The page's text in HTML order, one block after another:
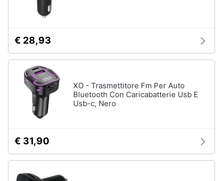
Festività
ricorrenze
Promozioni
Servizi
Assistenza
Esci
€ 28,93
XO - Trasmettitore Fm Per Auto
Bluetooth Con Caricabatterie Usb E
Usb-c, Nero
€ 31,90